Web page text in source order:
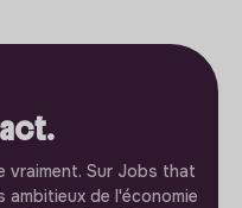
vraiment. Sur Jobs that
ambitieux de l'économie